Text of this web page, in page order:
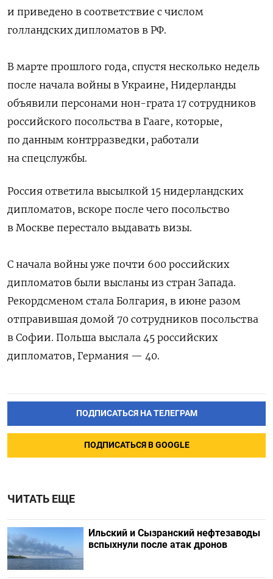
и приведено в соответствие с числом
голландских дипломатов в РФ.
В марте прошлого года, спустя несколько недель
после начала войны в Украине, Нидерланды
объявили персонами нон-грата 17 сотрудников
российского посольства в Гааге, которые,
по данным контрразведки, работали
на спецслужбы.
Россия ответила высылкой 15 нидерландских
дипломатов, вскоре после чего посольство
в Москве перестало выдавать визы.
С начала войны уже почти 600 российских
дипломатов были высланы из стран Запада.
Рекордсменом стала Болгария, в июне разом
отправившая домой 70 сотрудников посольства
в Софии. Польша выслала 45 российских
дипломатов, Германия — 40.
ПОДПИСАТЬСЯ НА ТЕЛЕГРАМ
ПОДПИСАТЬСЯ В GOOGLE
ЧИТАТЬ ЕЩЕ
Ильский и Сызранский нефтезаводы
вспыхнули после атак дронов